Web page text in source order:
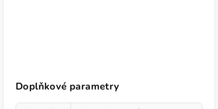
Doplňkové parametry